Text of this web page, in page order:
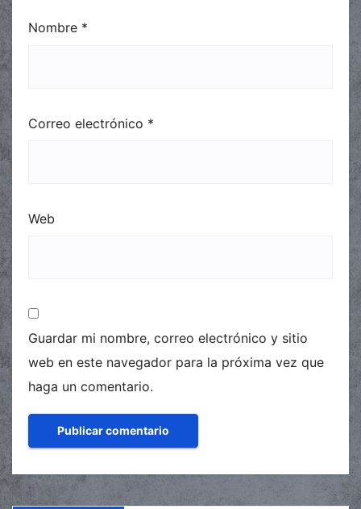
Nombre *
Correo electrónico *
Web
Guardar mi nombre, correo electrónico y sitio
web en este navegador para la próxima vez que
haga un comentario.